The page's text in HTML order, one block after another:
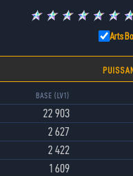
★ ★ ★ ★ ★ ★
Arts
BASE (LV1)
22 903
2 627
2 422
1 609